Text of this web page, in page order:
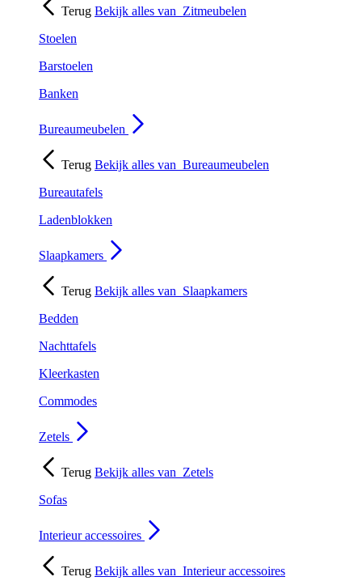
Terug Bekijk alles van Zitmeubelen
Stoelen
Barstoelen
Banken
Bureaumeubelen
Terug Bekijk alles van Bureaumeubelen
Bureautafels
Ladenblokken
Slaapkamers
Terug Bekijk alles van Slaapkamers
Bedden
Nachttafels
Kleerkasten
Commodes
Zetels
Terug Bekijk alles van Zetels
Sofas
Interieur accessoires
Terug Bekijk alles van Interieur accessoires